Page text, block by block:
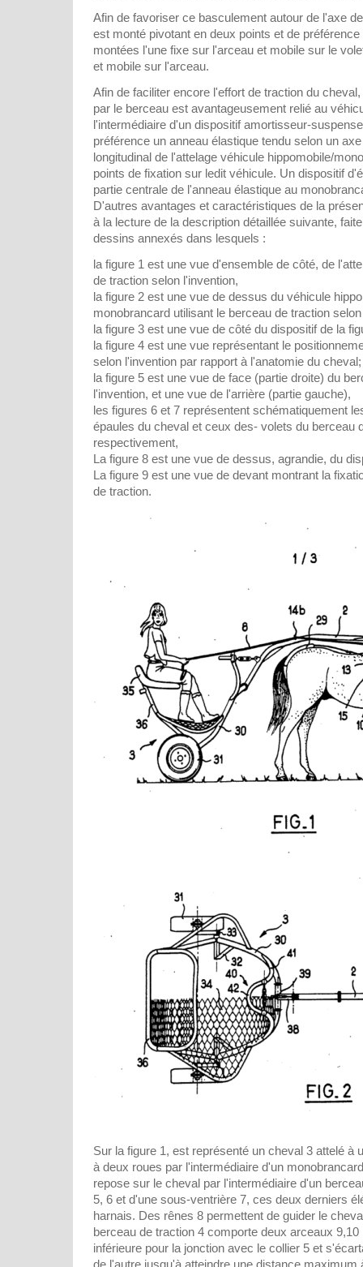
Afin de favoriser ce basculement autour de l'axe
est monté pivotant en deux points et de
montées l'une fixe sur l'arceau et mobile sur le
et mobile sur l'arceau.
Afin de faciliter encore l'effort de traction du
par le berceau est avantageusement relié au
l'intermédiaire d'un dispositif amortisseur-
préférence un anneau élastique tendu selon un
longitudinal de l'attelage véhicule hippomobile/
points de fixation sur ledit véhicule. Un dispositif
partie centrale de l'anneau élastique au
D'autres avantages et caractéristiques de la
à la lecture de la description détaillée suivante,
dessins annexés dans lesquels :
la figure 1 est une vue d'ensemble de côté, de
de traction selon l'invention,
la figure 2 est une vue de dessus du véhicule
monobrancard utilisant le berceau de traction
la figure 3 est une vue de côté du dispositif de la
la figure 4 est une vue représentant le
selon l'invention par rapport à l'anatomie du cheval;
la figure 5 est une vue de face (partie droite) du
l'invention, et une vue de l'arrière (partie gauche),
les figures 6 et 7 représentent schématiquement
épaules du cheval et ceux des- volets du berceau
respectivement,
La figure 8 est une vue de dessus, agrandie, du
La figure 9 est une vue de devant montrant la
de traction.
Sur la figure 1, est représenté un cheval 3 attelé à
à deux roues par l'intermédiaire d'un
repose sur le cheval par l'intermédiaire d'un
5, 6 et d'une sous-ventrière 7, ces deux derniers
harnais. Des rênes 8 permettent de guider le
berceau de traction 4 comporte deux arceaux 9,10
inférieure pour la jonction avec le collier 5 et